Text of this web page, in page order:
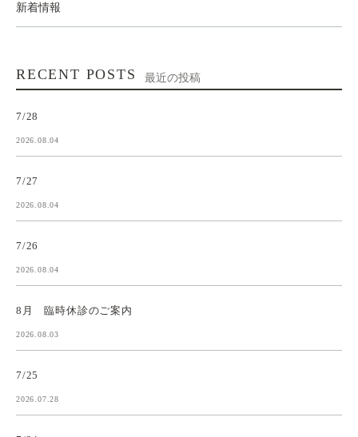
新着情報
RECENT POSTS 最近の投稿
7/28
2026.08.04
7/27
2026.08.04
7/26
2026.08.04
8月 臨時休診のご案内
2026.08.03
7/25
2026.07.28